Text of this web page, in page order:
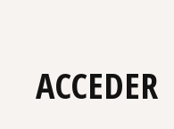
ACCEDER